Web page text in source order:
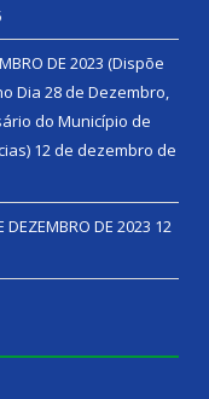
DE 2023 (Dispõe
Dia 28 de Dezembro,
do Município de
12 de dezembro de
DEZEMBRO DE 2023 12